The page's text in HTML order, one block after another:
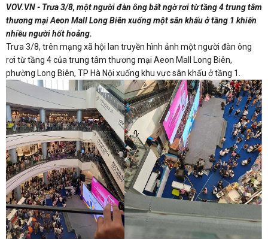
VOV.VN - Trưa 3/8, một người đàn ông bất ngờ rơi từ tầng 4 trung tâm
thương mại Aeon Mall Long Biên xuống một sân khấu ở tầng 1 khiến
nhiều người hốt hoảng.
Trưa 3/8, trên mạng xã hội lan truyền hình ảnh một người đàn ông
rơi từ tầng 4 của trung tâm thương mại Aeon Mall Long Biên,
phường Long Biên, TP Hà Nội xuống khu vực sân khấu ở tầng 1.